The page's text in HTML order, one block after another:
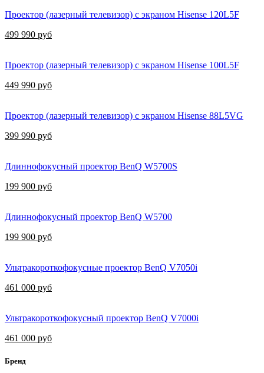
Проектор (лазерный телевизор) с экраном Hisense 120L5F
499 990 руб
Проектор (лазерный телевизор) с экраном Hisense 100L5F
449 990 руб
Проектор (лазерный телевизор) с экраном Hisense 88L5VG
399 990 руб
Длиннофокусный проектор BenQ W5700S
199 900 руб
Длиннофокусный проектор BenQ W5700
199 900 руб
Ультракороткофокусные проектор BenQ V7050i
461 000 руб
Ультракороткофокусный проектор BenQ V7000i
461 000 руб
Бренд